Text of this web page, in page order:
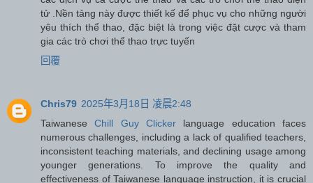
tử .Nền tảng này được thiết kế để phục vụ cho những người
yêu thích thể thao, đặc biệt là trong việc đặt cược và tham
gia các trò chơi thể thao trực tuyến
回覆
Chris79 2025年3月18日 凌晨2:48
TaiwaneseChill Guy Clicker language education faces
numerous challenges, including a lack of qualified teachers,
inconsistent teaching materials, and declining usage among
younger generations. To improve the quality and
effectiveness of Taiwanese language instruction, it is crucial